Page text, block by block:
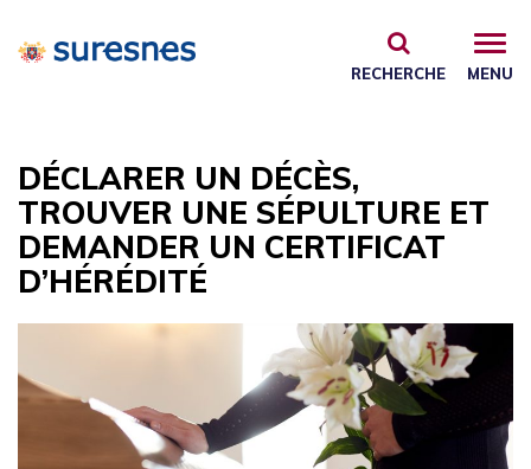
MENU
RECHERCHE
DÉCLARER UN DÉCÈS,
TROUVER UNE SÉPULTURE ET
DEMANDER UN CERTIFICAT
D’HÉRÉDITÉ